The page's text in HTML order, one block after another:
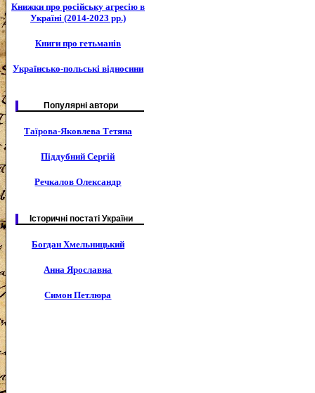
Книжки про російську агресію в
Україні (2014-2023 рр.)
Книги про гетьманів
Українсько-польські відносини
Популярні автори
Таїрова-Яковлева Тетяна
Піддубний Сергій
Речкалов Олександр
Історичні постаті України
Богдан Хмельницький
Анна Ярославна
Симон Петлюра